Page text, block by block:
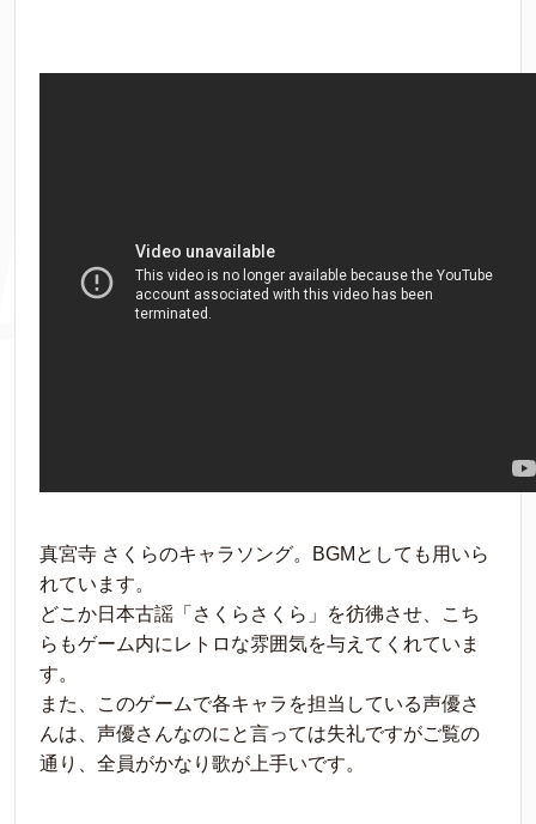
真宮寺 さくらのキャラソング。BGMとしても用いら
れています。
どこか日本古謡「さくらさくら」を彷彿させ、こち
らもゲーム内にレトロな雰囲気を与えてくれていま
す。
また、このゲームで各キャラを担当している声優さ
んは、声優さんなのにと言っては失礼ですがご覧の
通り、全員がかなり歌が上手いです。